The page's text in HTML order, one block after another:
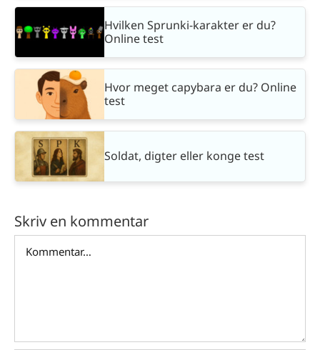
Hvilken Sprunki-karakter er du?
Online test
Hvor meget capybara er du? Online
test
Soldat, digter eller konge test
Skriv en kommentar